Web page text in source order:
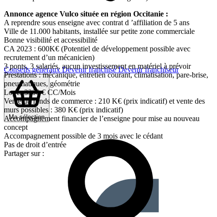
Conseils généraux Devenir franchiséDevenir franchiseur
Ma sélection
Annonce agence Vulco située en région Occitanie :
A reprendre sous enseigne avec contrat d ’affiliation de 5 ans
Ville de 11.000 habitants, installée sur petite zone commerciale
Bonne visibilité et accessibilité
CA 2023 : 600K€ (Potentiel de développement possible avec
recrutement d’un mécanicien)
3 ponts, 3 salariés, aucun investissement en matériel à prévoir
Prestations : mécanique, entretien courant, climatisation, pare-brise,
pneumatiques, géométrie
Loyer 3300 € CC/Mois
Vente du fonds de commerce : 210 K€ (prix indicatif) et vente des
murs possibles : 380 K€ (prix indicatif)
Accompagnement financier de l’enseigne pour mise au nouveau
concept
Accompagnement possible de 3 mois avec le cédant
Pas de droit d’entrée
Partager sur :